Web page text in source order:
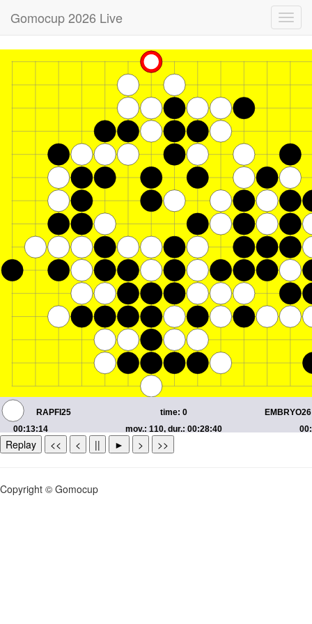
Gomocup 2026 Live
Replay << < || ► > >>
Copyright © Gomocup